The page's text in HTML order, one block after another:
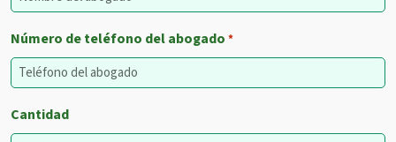
Número de teléfono del abogado *
Cantidad